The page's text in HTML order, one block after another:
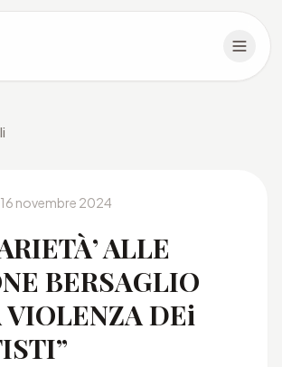
16 novembre 2024
ALLE
BERSAGLIO
DEi